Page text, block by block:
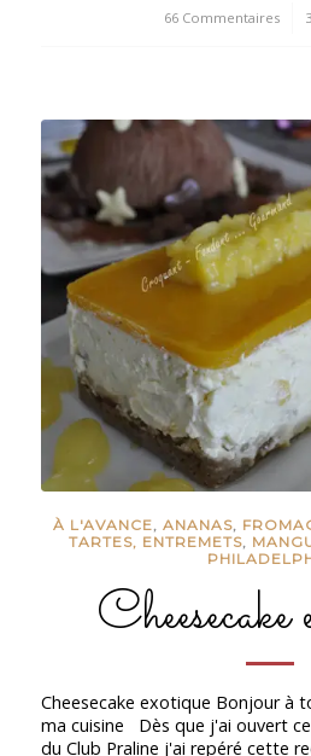
66 Commentaires
/
À L'AVANCE, ANANAS,
TARTES, ENTREMETS,
Cheesecake
Cheesecake exotique Bonjour à
ma cuisine Dès que j'ai ouvert
du Club Praline j'ai repéré cette